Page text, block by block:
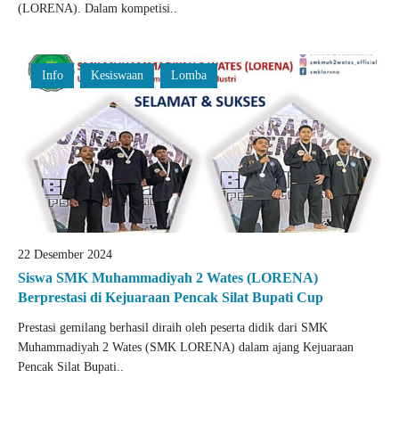
(LORENA). Dalam kompetisi..
Info Kesiswaan Lomba
22 Desember 2024
Siswa SMK Muhammadiyah 2 Wates (LORENA)
Berprestasi di Kejuaraan Pencak Silat Bupati Cup
Prestasi gemilang berhasil diraih oleh peserta didik dari SMK
Muhammadiyah 2 Wates (SMK LORENA) dalam ajang Kejuaraan
Pencak Silat Bupati..